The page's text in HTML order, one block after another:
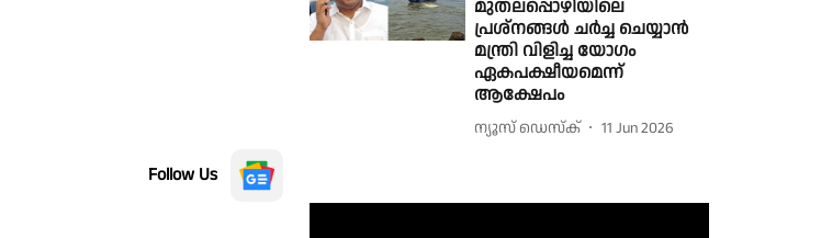
Follow Us
മുതലപ്പൊഴിയിലെ
പ്രശ്നങ്ങൾ ചർച്ച ചെയ്യാൻ
മന്ത്രി വിളിച്ച യോഗം
ഏകപക്ഷീയമെന്ന്
ആക്ഷേപം
ന്യൂസ് ഡെസ്ക് 11 Jun 2026